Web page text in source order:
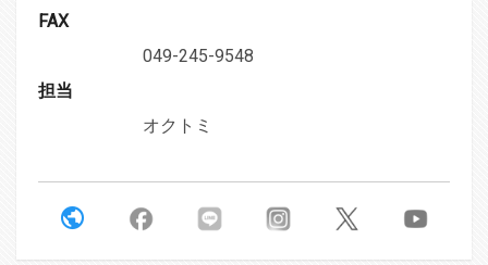
FAX
049-245-9548
担当
オクトミ